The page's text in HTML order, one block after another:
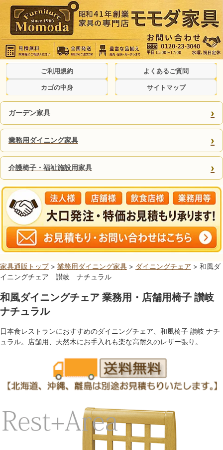
ご利用規約 よくあるご質問
カゴの中身 サイトマップ
ガーデン家具 ›
業務用ダイニング家具 ›
介護椅子・福祉施設用家具 ›
家具通販トップ> 業務用ダイニング家具 > ダイニングチェア > 和風ダ
イニングチェア 讃岐 ナチュラル
和風ダイニングチェア 業務用・店舗用椅子 讃岐
ナチュラル
日本食レストランにおすすめのダイニングチェア、和風椅子 讃岐 ナチ
ュラル。店舗用、天然木にお手入れも楽な高耐久のレザー張り。